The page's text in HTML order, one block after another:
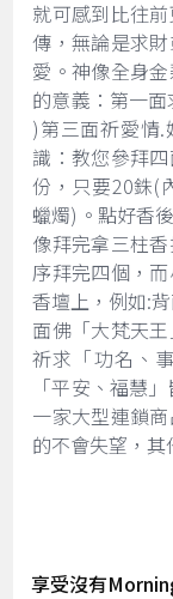
就可感到比往
傳，無論是求
愛。神像全身
的意義：第一
)第三面祈愛情
識：教您參拜
份，只要20銖(
蠟燭)。點好香
像拜完拿三柱
序拜完四個，
香壇上，例如:
面佛「大梵天
祈求「功名、
「平安、福慧
一家大型連鎖
的不會失望，其
享受沒有